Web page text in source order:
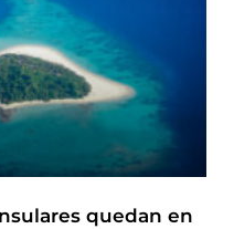
quedan en